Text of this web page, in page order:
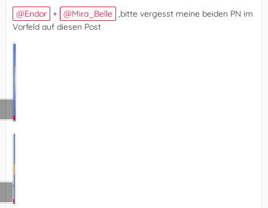
Endor + Mira_Belle ,bitte vergesst meine beiden PN im
Vorfeld auf diesen Post